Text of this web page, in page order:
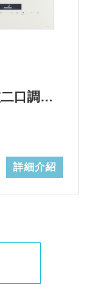
Panasonic 國際牌 IH爐二口調理爐白色KY-A1W70-W (無安裝)
詳細介紹